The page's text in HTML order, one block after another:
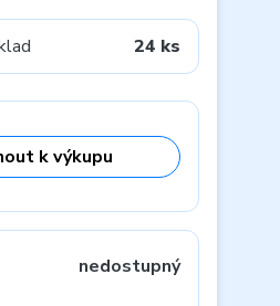
24 ks
k výkupu
nedostupný